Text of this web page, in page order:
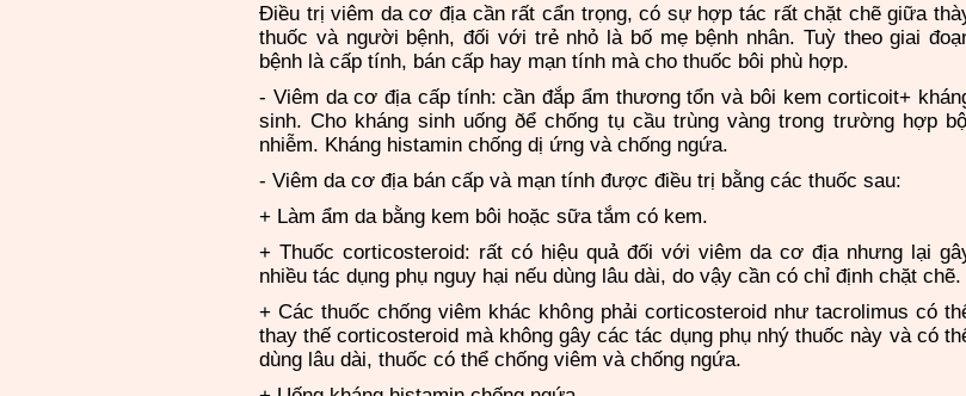
Ðiều trị viêm da cơ địa cần rất cẩn trọng, có sự hợp tác rất chặt chẽ giữa
thuốc và người bệnh, đối với trẻ nhỏ là bố mẹ bệnh nhân. Tuỳ theo giai
bệnh là cấp tính, bán cấp hay mạn tính mà cho thuốc bôi phù hợp.
- Viêm da cơ địa cấp tính: cần đắp ẩm thương tổn và bôi kem corticoit+
sinh. Cho kháng sinh uống ðể chống tụ cầu trùng vàng trong trường hợp
nhiễm. Kháng histamin chống dị ứng và chống ngứa.
- Viêm da cơ địa bán cấp và mạn tính được điều trị bằng các thuốc sau:
+ Làm ẩm da bằng kem bôi hoặc sữa tắm có kem.
+ Thuốc corticosteroid: rất có hiệu quả đối với viêm da cơ địa nhưng lại
nhiều tác dụng phụ nguy hại nếu dùng lâu dài, do vậy cần có chỉ định chặt chẽ.
+ Các thuốc chống viêm khác không phải corticosteroid như tacrolimus có
thay thế corticosteroid mà không gây các tác dụng phụ nhý thuốc này và có
dùng lâu dài, thuốc có thể chống viêm và chống ngứa.